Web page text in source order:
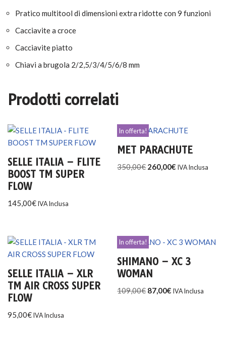
Pratico multitool di dimensioni extra ridotte con 9 funzioni
Cacciavite a croce
Cacciavite piatto
Chiavi a brugola 2/2,5/3/4/5/6/8 mm
Prodotti correlati
SELLE ITALIA – FLITE
BOOST TM SUPER
FLOW
145,00€ IVA Inclusa
In offerta!
MET PARACHUTE
350,00€ 260,00€ IVA Inclusa
SELLE ITALIA – XLR
TM AIR CROSS SUPER
FLOW
95,00€ IVA Inclusa
In offerta!
SHIMANO – XC 3
WOMAN
109,00€ 87,00€ IVA Inclusa